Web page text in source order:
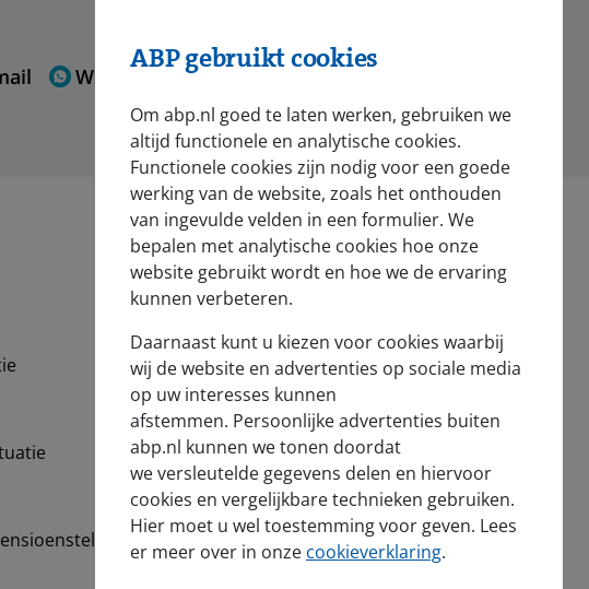
WhatsApp
Nieuws
Voor de pers
ABP gebruikt cookies
Om abp.nl goed te laten werken, gebruiken we
altijd functionele en analytische cookies.
Functionele cookies zijn nodig voor een goede
werking van de website, zoals het onthouden
van ingevulde velden in een formulier. We
bepalen met analytische cookies hoe onze
website gebruikt wordt en hoe we de ervaring
kunnen verbeteren.
Daarnaast kunt u kiezen voor cookies waarbij
wij de website en advertenties op sociale media
op uw interesses kunnen
afstemmen. Persoonlijke advertenties buiten
abp.nl kunnen we tonen doordat
we versleutelde gegevens delen en hiervoor
cookies en vergelijkbare technieken gebruiken.
Hier moet u wel toestemming voor geven. Lees
er meer over in onze cookieverklaring.